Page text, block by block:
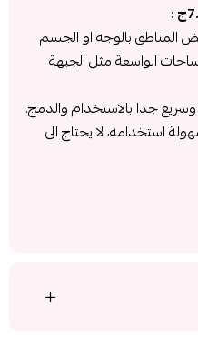
بالوجه او الجسم
الواسعة مثل الجبهة
جدا بالاستخدام والدمج.
استخدامه، لا يحتاج الى